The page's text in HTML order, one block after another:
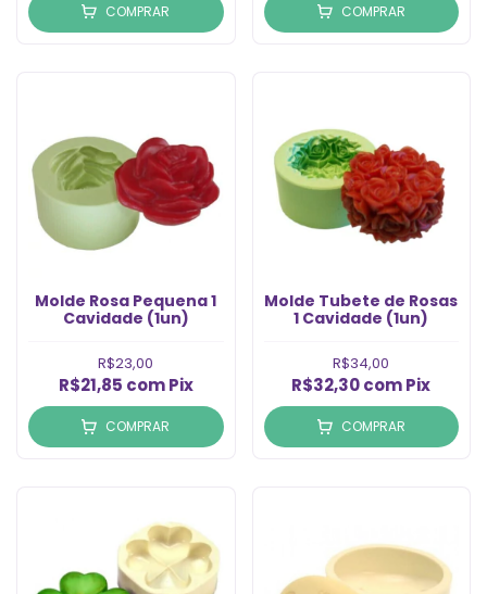
COMPRAR COMPRAR
Molde Rosa Pequena 1
Cavidade (1un)
R$23,00
R$21,85 com Pix
COMPRAR
Molde Tubete de Rosas
1 Cavidade (1un)
R$34,00
R$32,30comPix
COMPRAR